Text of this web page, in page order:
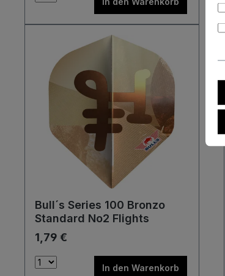
Bull´s Series 100 Bronzo
Standard No2 Flights
1,79 €
In den Warenkorb